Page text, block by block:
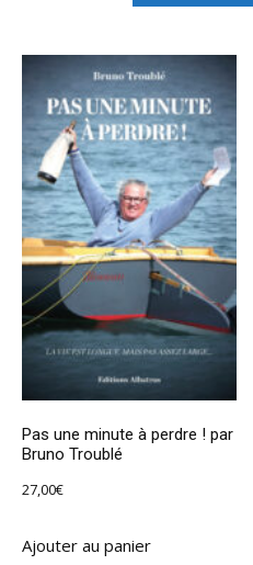
Pas une minute à perdre ! par
Bruno Troublé
27,00€
Ajouter au panier